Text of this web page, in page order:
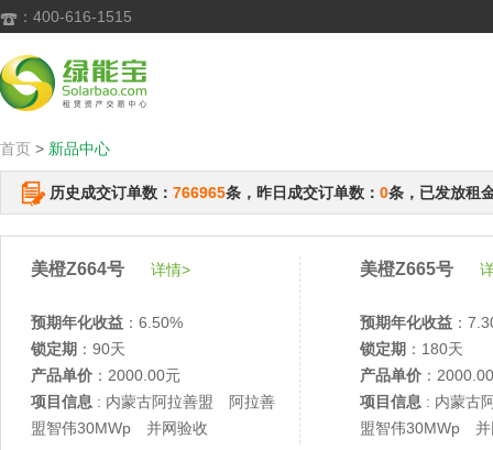
 ：400-616-1515
首页 > 新品中心
历史成交订单数： 766965条，昨日成交订单数： 0条，已发放租
美橙Z664号 详情>
预期年化收益 ：6.50%
锁定期 ：90天
产品单价 ：2000.00元
项目信息 : 内蒙古阿拉善盟 阿拉善
盟智伟30MWp 并网验收
美橙Z665号
预期年化收益 ：
锁定期 ：180天
产品单价 ：
项目信息 : 内蒙古
盟智伟30MWp 并